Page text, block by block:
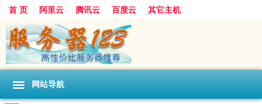
首 页 阿里云 腾讯云 百度云 其它主机
网站导航